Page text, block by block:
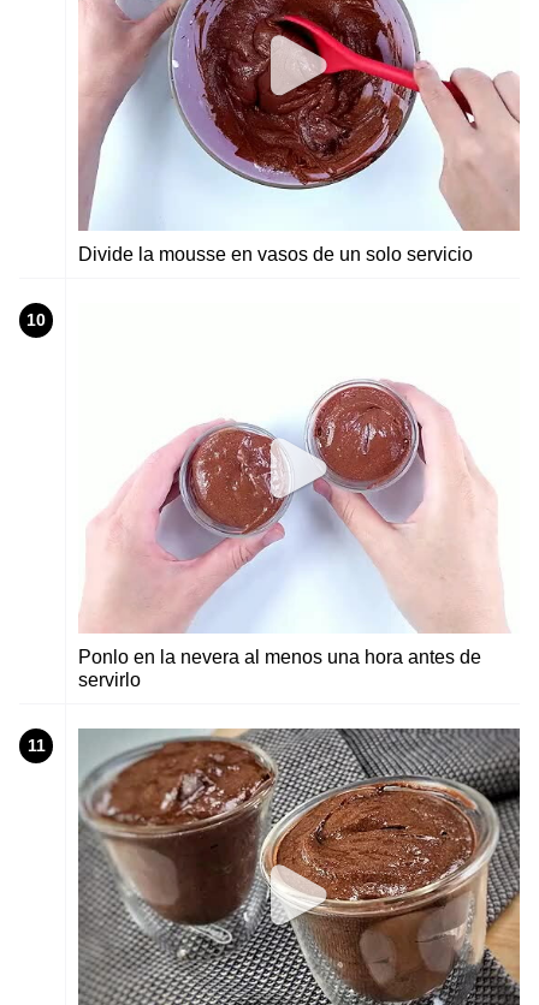
Divide la mousse en vasos de un solo servicio
10
Ponlo en la nevera al menos una hora antes de
servirlo
11